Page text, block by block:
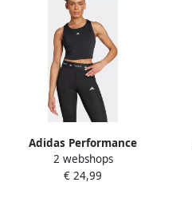
Adidas Performance
Tanktop TF CROP TK
2 webshops
€ 24,99